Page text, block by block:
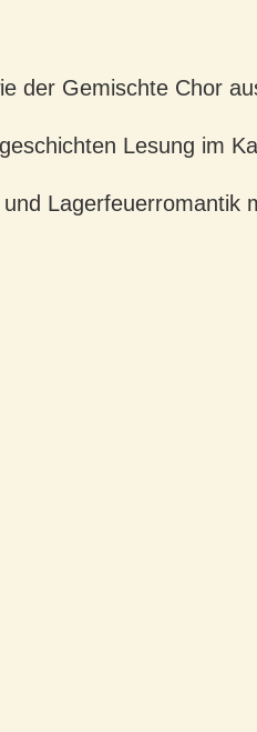
der Gemischte Chor
Lesung im
Lagerfeuerromantik